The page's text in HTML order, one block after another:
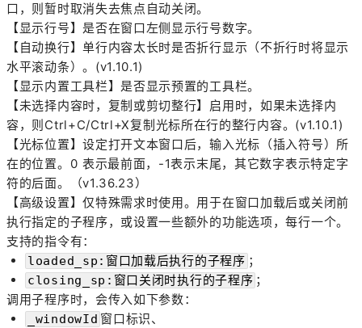
口，则暂时取消失去焦点自动关闭。
【显示行号】是否在窗口左侧显示行号数字。
【自动换行】单行内容太长时是否折行显示（不折行时将显示
水平滚动条）。(v1.10.1)
【显示内置工具栏】是否显示预置的工具栏。
【未选择内容时，复制或剪切整行】启用时，如果未选择内
容，则Ctrl+C/Ctrl+X复制光标所在行的整行内容。 (v1.10.1)
【光标位置】设定打开文本窗口后，输入光标（插入符号）所
在的位置。0 表示最前面，-1表示末尾，其它数字表示特定字
符的后面。（v1.36.23）
【高级设置】仅特殊需求时使用。用于在窗口加载后或关闭前
执行指定的子程序，或设置一些额外的功能选项，每行一个。
支持的指令有：
loaded_sp:窗口加载后执行的子程序 ；
closing_sp:窗口关闭时执行的子程序 ；
调用子程序时，会传入如下参数：
_windowId 窗口标识、